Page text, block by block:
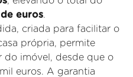
euros.
criada para facilitar o
própria, permite
do imóvel, desde que o
euros. A garantia